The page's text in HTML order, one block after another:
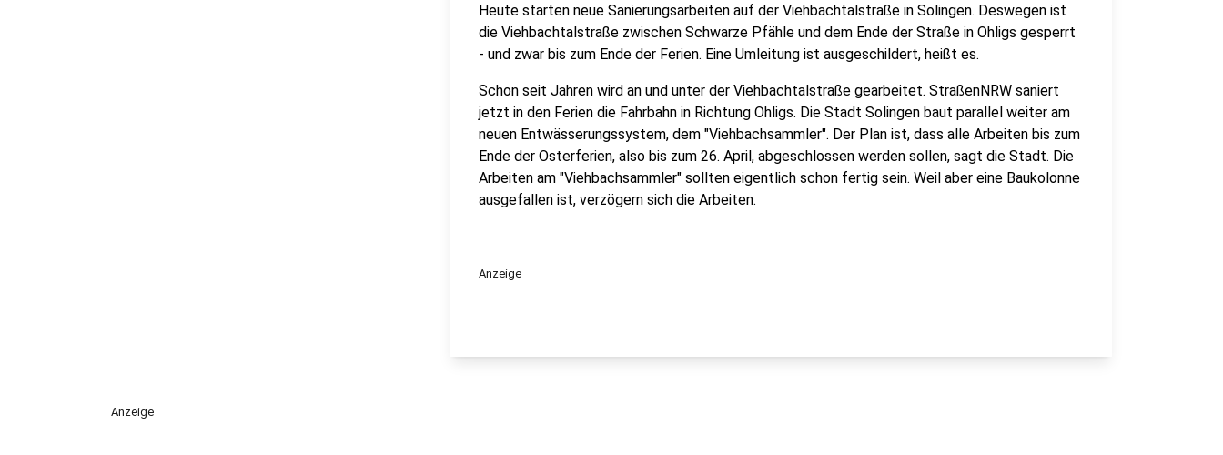
Heute starten neue Sanierungsarbeiten auf der Viehbachtalstraße in Solingen. Deswegen ist
die Viehbachtalstraße zwischen Schwarze Pfähle und dem Ende der Straße in Ohligs gesperrt
- und zwar bis zum Ende der Ferien. Eine Umleitung ist ausgeschildert, heißt es.
Schon seit Jahren wird an und unter der Viehbachtalstraße gearbeitet. StraßenNRW saniert
jetzt in den Ferien die Fahrbahn in Richtung Ohligs. Die Stadt Solingen baut parallel weiter am
neuen Entwässerungssystem, dem "Viehbachsammler". Der Plan ist, dass alle Arbeiten bis zum
Ende der Osterferien, also bis zum 26. April, abgeschlossen werden sollen, sagt die Stadt. Die
Arbeiten am "Viehbachsammler" sollten eigentlich schon fertig sein. Weil aber eine Baukolonne
ausgefallen ist, verzögern sich die Arbeiten.
Anzeige
Anzeige